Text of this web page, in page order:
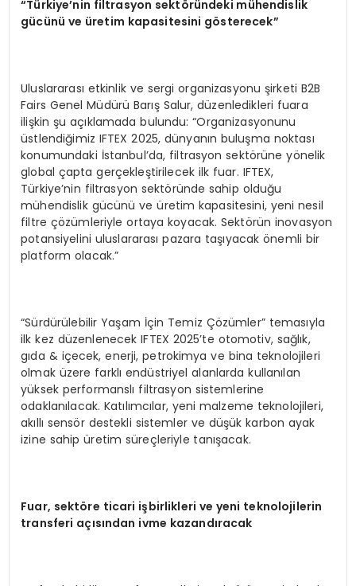
“Türkiye’nin filtrasyon sektöründeki mühendislik
gücünü ve üretim kapasitesini gösterecek”
Uluslararası etkinlik ve sergi organizasyonu şirketi B2B
Fairs Genel Müdürü Barış Salur, düzenledikleri fuara
ilişkin şu açıklamada bulundu: “Organizasyonunu
üstlendiğimiz IFTEX 2025, dünyanın buluşma noktası
konumundaki İstanbul’da, filtrasyon sektörüne yönelik
global çapta gerçekleştirilecek ilk fuar. IFTEX,
Türkiye’nin filtrasyon sektöründe sahip olduğu
mühendislik gücünü ve üretim kapasitesini, yeni nesil
filtre çözümleriyle ortaya koyacak. Sektörün inovasyon
potansiyelini uluslararası pazara taşıyacak önemli bir
platform olacak.”
“Sürdürülebilir Yaşam İçin Temiz Çözümler” temasıyla
ilk kez düzenlenecek IFTEX 2025’te otomotiv, sağlık,
gıda & içecek, enerji, petrokimya ve bina teknolojileri
olmak üzere farklı endüstriyel alanlarda kullanılan
yüksek performanslı filtrasyon sistemlerine
odaklanılacak. Katılımcılar, yeni malzeme teknolojileri,
akıllı sensör destekli sistemler ve düşük karbon ayak
izine sahip üretim süreçleriyle tanışacak.
Fuar, sektöre ticari işbirlikleri ve yeni teknolojilerin
transferi açısından ivme kazandıracak